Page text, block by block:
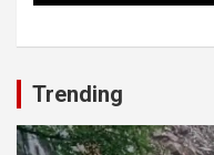
Trending